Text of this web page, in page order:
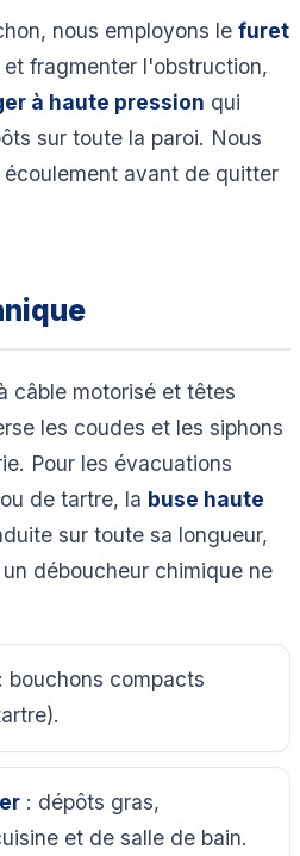
nous employons le furet
et fragmenter l'obstruction,
à haute pression qui
sur toute la paroi. Nous
avant de quitter
câble motorisé et têtes
les coudes et les siphons
Pour les évacuations
de tartre, la buse haute
sur toute sa longueur,
déboucheur chimique ne
: bouchons compacts
: dépôts gras,
et de salle de bain.